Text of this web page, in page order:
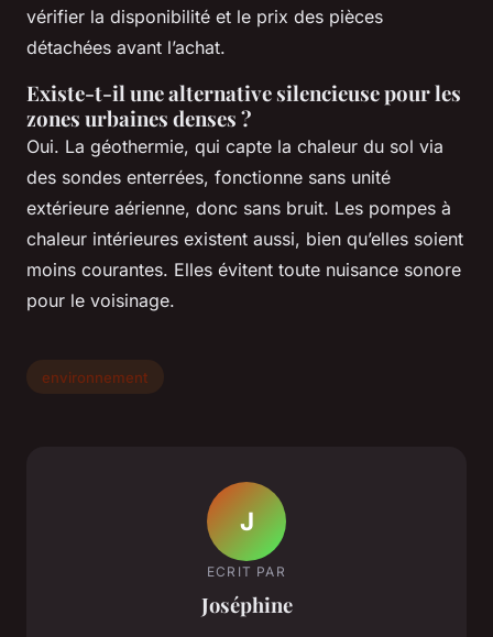
vérifier la disponibilité et le prix des pièces
détachées avant l’achat.
Existe-t-il une alternative silencieuse pour les
zones urbaines denses ?
Oui. La géothermie, qui capte la chaleur du sol via
des sondes enterrées, fonctionne sans unité
extérieure aérienne, donc sans bruit. Les pompes à
chaleur intérieures existent aussi, bien qu’elles soient
moins courantes. Elles évitent toute nuisance sonore
pour le voisinage.
environnement
J
ECRIT PAR
Joséphine